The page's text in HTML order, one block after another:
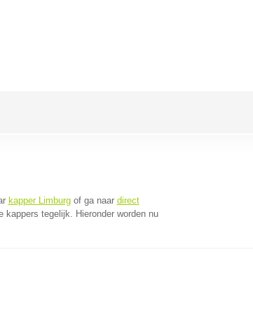
kapper Limburgof ga naar direct
tegelijk. Hieronder worden nu